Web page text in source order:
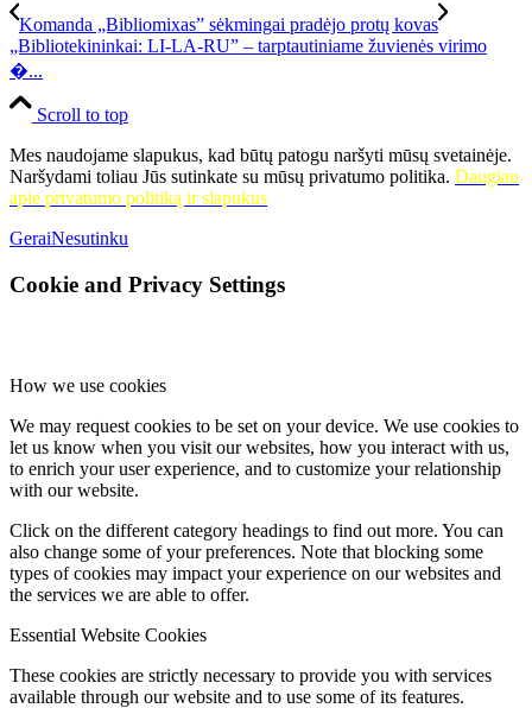
Komanda „Bibliomixas” sėkmingai pradėjo protų kovas
„Bibliotekininkai: LI-LA-RU” – tarptautiniame žuvienės virimo
�...
Scroll to top
Mes naudojame slapukus, kad būtų patogu naršyti mūsų svetainėje.
Naršydami toliau Jūs sutinkate su mūsų privatumo politika. Daugiau
apie privatumo politiką ir slapukus
GeraiNesutinku
Cookie and Privacy Settings
How we use cookies
We may request cookies to be set on your device. We use cookies to
let us know when you visit our websites, how you interact with us,
to enrich your user experience, and to customize your relationship
with our website.
Click on the different category headings to find out more. You can
also change some of your preferences. Note that blocking some
types of cookies may impact your experience on our websites and
the services we are able to offer.
Essential Website Cookies
These cookies are strictly necessary to provide you with services
available through our website and to use some of its features.